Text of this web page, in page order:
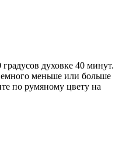
духовке 40 минут.
меньше или больше
по румяному цвету на